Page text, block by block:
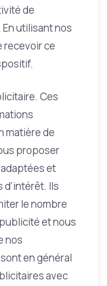
de
utilisant nos
recevoir ce
Ces
matière de
proposer
et
Ils
le nombre
et nous
nos
en général
avec